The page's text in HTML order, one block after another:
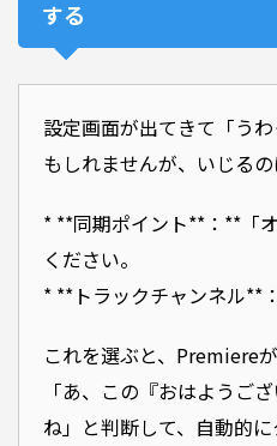
する
設定画面が出てきて「う
もしれませんが、いじるの
* **同期ポイント**：**「
ください。
* **トラックチャンネル**
これを選ぶと、Premiere
「あ、この『おはようご
ね」と判断して、自動的